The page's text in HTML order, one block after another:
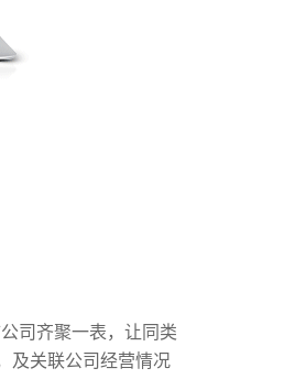
司齐聚一表，让同类
及关联公司经营情况